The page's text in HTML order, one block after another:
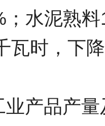
；水泥熟
瓦时，下
产品产